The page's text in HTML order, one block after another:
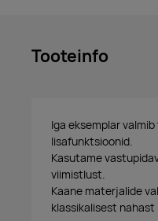
Tooteinfo
Iga eksemplar
lisafunktsioonid.
Kasutame
viimistlust.
Kaane materjalide
klassikalisest